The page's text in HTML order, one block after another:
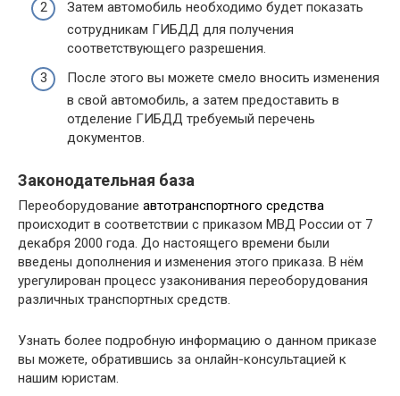
Затем автомобиль необходимо будет показать
сотрудникам ГИБДД для получения
соответствующего разрешения.
После этого вы можете смело вносить изменения
в свой автомобиль, а затем предоставить в
отделение ГИБДД требуемый перечень
документов.
Законодательная база
Переоборудование автотранспортного средства
происходит в соответствии с приказом МВД России от 7
декабря 2000 года. До настоящего времени были
введены дополнения и изменения этого приказа. В нём
урегулирован процесс узаконивания переоборудования
различных транспортных средств.
Узнать более подробную информацию о данном приказе
вы можете, обратившись за онлайн-консультацией к
нашим юристам.